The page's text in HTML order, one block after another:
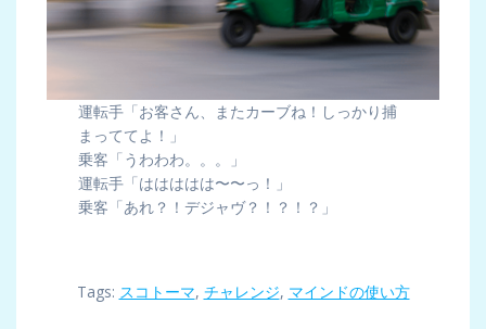
運転手「お客さん、またカーブね！しっかり捕
まっててよ！」
乗客「うわわわ。。。」
運転手「ははははは〜〜っ！」
乗客「あれ？！デジャヴ？！？！？」
Tags: スコトーマ, チャレンジ, マインドの使い方